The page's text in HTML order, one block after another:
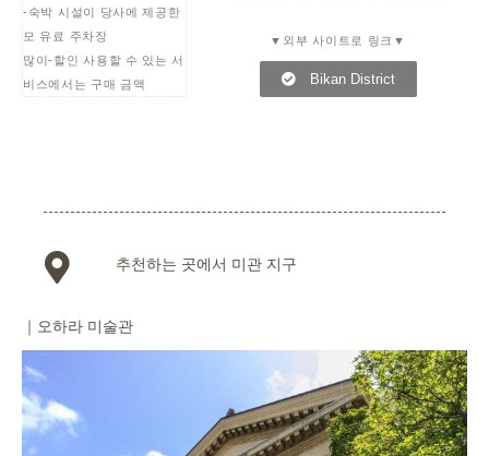
-숙박 시설이 당사에 제공한
모 유료 주차장
많이-할인 사용할 수 있는 서
비스에서는 구매 금액
▼외부 사이트로 링크▼
Bikan District
추천하는 곳에서 미관 지구
｜오하라 미술관